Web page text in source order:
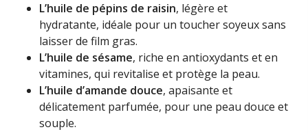
L’huile de pépins de raisin, légère et
hydratante, idéale pour un toucher soyeux sans
laisser de film gras.
L’huile de sésame, riche en antioxydants et en
vitamines, qui revitalise et protège la peau.
L’huile d’amande douce, apaisante et
délicatement parfumée, pour une peau douce et
souple.